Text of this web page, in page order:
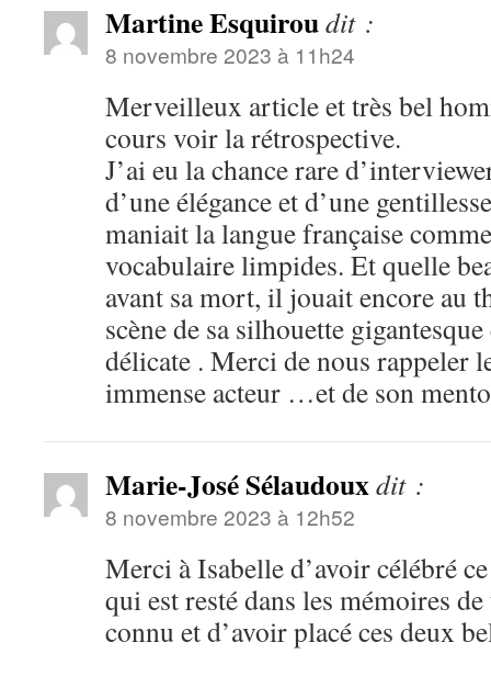
Martine Esquiroudit :
8 novembre 2023 à 11h24
Merveilleux article et très bel
cours voir la rétrospective.
J’ai eu la chance rare
d’une élégance et d’une
maniait la langue française
vocabulaire limpides. Et quelle
avant sa mort, il jouait encore au
scène de sa silhouette
délicate . Merci de nous rappeler
immense acteur …et de son
Marie-José Sélaudouxdit :
8 novembre 2023 à 12h52
Merci à Isabelle d’avoir célébré
qui est resté dans les mémoires
connu et d’avoir placé ces deux